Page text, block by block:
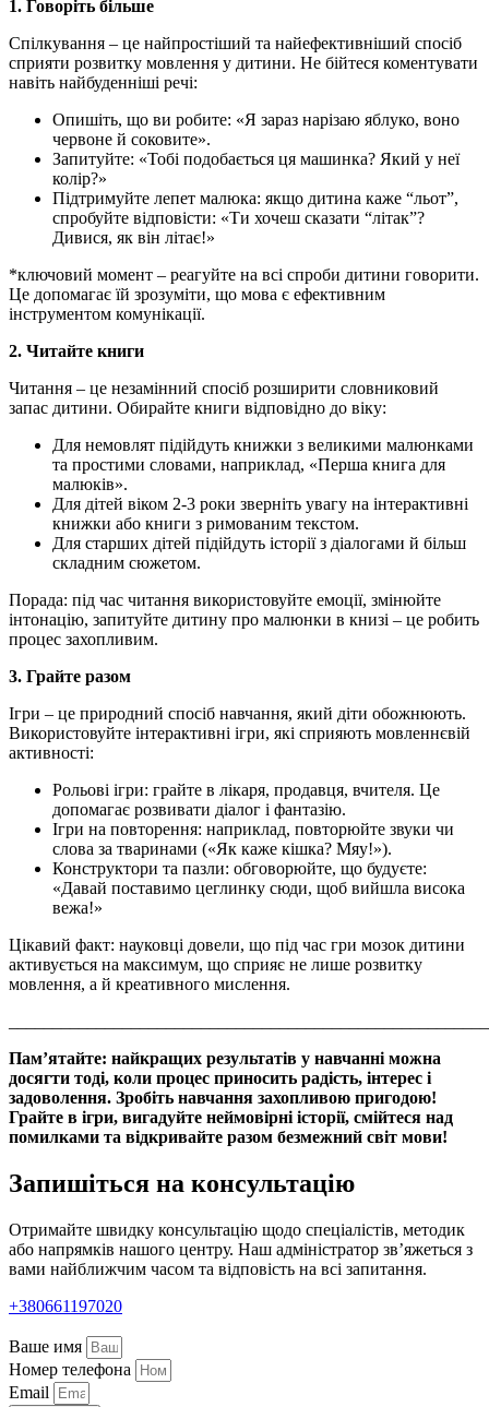
1. Говоріть більше
Спілкування – це найпростіший та найефективніший спосіб
сприяти розвитку мовлення у дитини. Не бійтеся коментувати
навіть найбуденніші речі:
Опишіть, що ви робите: «Я зараз нарізаю яблуко, воно
червоне й соковите».
Запитуйте: «Тобі подобається ця машинка? Який у неї
колір?»
Підтримуйте лепет малюка: якщо дитина каже “льот”,
спробуйте відповісти: «Ти хочеш сказати “літак”?
Дивися, як він літає!»
*ключовий момент – реагуйте на всі спроби дитини говорити.
Це допомагає їй зрозуміти, що мова є ефективним
інструментом комунікації.
2. Читайте книги
Читання – це незамінний спосіб розширити словниковий
запас дитини. Обирайте книги відповідно до віку:
Для немовлят підійдуть книжки з великими малюнками
та простими словами, наприклад, «Перша книга для
малюків».
Для дітей віком 2-3 роки зверніть увагу на інтерактивні
книжки або книги з римованим текстом.
Для старших дітей підійдуть історії з діалогами й більш
складним сюжетом.
Порада: під час читання використовуйте емоції, змінюйте
інтонацію, запитуйте дитину про малюнки в книзі – це робить
процес захопливим.
3. Грайте разом
Ігри – це природний спосіб навчання, який діти обожнюють.
Використовуйте інтерактивні ігри, які сприяють мовленнєвій
активності:
Рольові ігри: грайте в лікаря, продавця, вчителя. Це
допомагає розвивати діалог і фантазію.
Ігри на повторення: наприклад, повторюйте звуки чи
слова за тваринами («Як каже кішка? Мяу!»).
Конструктори та пазли: обговорюйте, що будуєте:
«Давай поставимо цеглинку сюди, щоб вийшла висока
вежа!»
Цікавий факт: науковці довели, що під час гри мозок дитини
активується на максимум, що сприяє не лише розвитку
мовлення, а й креативного мислення.
Пам’ятайте: найкращих результатів у навчанні можна
досягти тоді, коли процес приносить радість, інтерес і
задоволення. Зробіть навчання захопливою пригодою!
Грайте в ігри, вигадуйте неймовірні історії, смійтеся над
помилками та відкривайте разом безмежний світ мови!
Запишіться на консультацію
Отримайте швидку консультацію щодо спеціалістів, методик
або напрямків нашого центру. Наш адміністратор зв’яжеться з
вами найближчим часом та відповість на всі запитання.
+380661197020
Ваше имя
Номер телефона
Email